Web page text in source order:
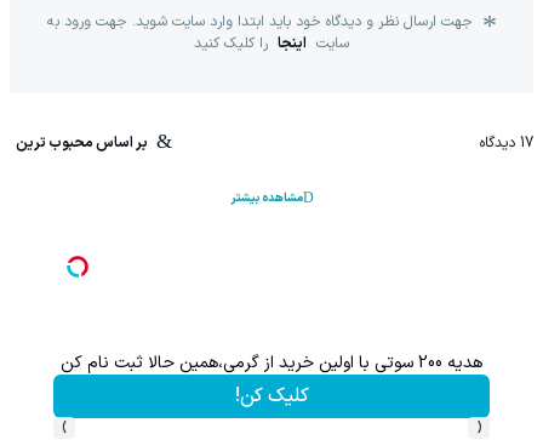
جهت ارسال نظر و دیدگاه خود باید ابتدا وارد سایت شوید. جهت ورود به
سایت اینجا را کلیک کنید
17 دیدگاه بر اساس محبوب ترین
مشاهده بیشتر
200 سوت نقره پیدا شده برای تو!!!
کلیک کن!
‹
›